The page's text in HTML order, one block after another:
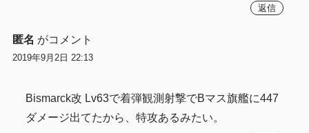
返信
匿名 がコメント
2019年9月2日 22:13
Bismarck改 Lv63で着弾観測射撃でBマス旗艦に447
ダメージ出てたから、特攻あるみたい。